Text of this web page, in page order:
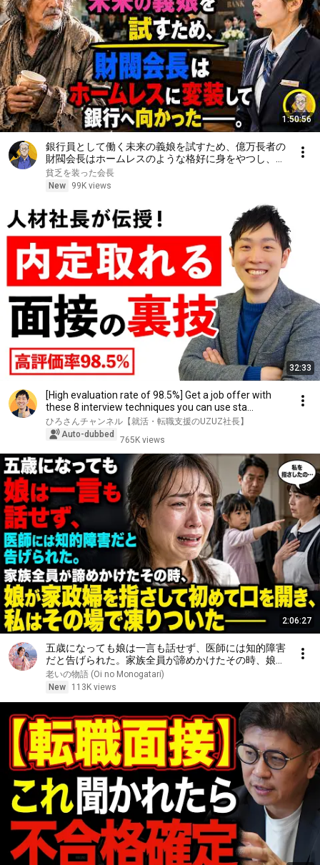
1:50:56
銀行員として働く未来の義娘を試すため、億万長者の
財閥会長はホームレスのような格好に身をやつし、銀
行へ向かった――。
貧乏を装った会長
New
99K views
32:33
[High evaluation rate of 98.5%] Get a job offer with
these 8 interview techniques you can use sta...
ひろさんチャンネル【就活・転職支援のUZUZ社長】
Auto-dubbed
765K views
2:06:27
五歳になっても娘は一言も話せず、医師には知的障害
だと告げられた。家族全員が諦めかけたその時、娘が
家政婦を指さして初めて口を開き、私はその場で凍り
ついた――
老いの物語 (Oi no Monogatari)
New
113K views